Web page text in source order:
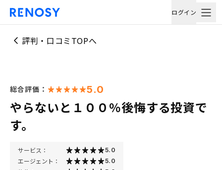
ログイン
評判・口コミTOPへ
総合評価： 5.0
やらないと１００％後悔する投資で
す。
サービス： 5.0
エージェント： 5.0